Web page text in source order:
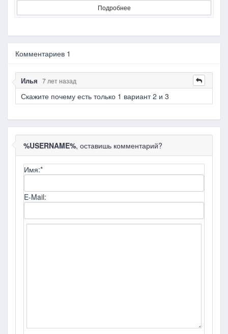
Подробнее
Комментариев 1
Илья 7 лет назад
Скажите почему есть только 1 вариант 2 и 3
%USERNAME%, оставишь комментарий?
Имя:*
E-Mail: